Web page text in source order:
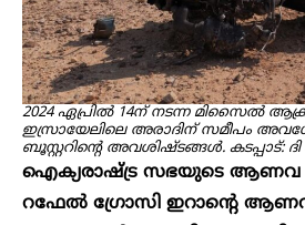
2024 ഏപ്രിൽ 14ന് നടന്ന മിസൈൽ
ഇസ്രായേലിലെ അരാദിന് സമീപം
ബൂസ്റ്ററിൻ്റെ അവശിഷ്ടങ്ങൾ. കടപ്പാട്: ദി
ഐക്യരാഷ്ട്ര സഭയുടെ ആണവ
റഫേൽ ഗ്രോസി ഇറാന്റെ ആണവ